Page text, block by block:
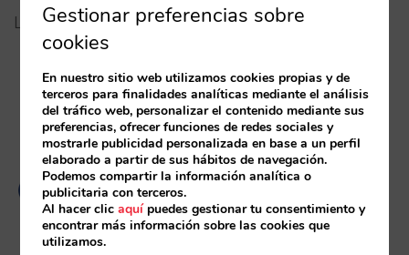
Las ventajas son:
Comodidad para ti: A un solo click incluyes un
extra para una oferta
Mucho más atractivo para el cliente
Gestionar preferencias sobre
cookies
En nuestro sitio web utilizamos cookies propias y de
terceros para finalidades analíticas mediante el análisis
del tráfico web, personalizar el contenido mediante sus
preferencias, ofrecer funciones de redes sociales y
mostrarle publicidad personalizada en base a un perfil
elaborado a partir de sus hábitos de navegación.
Podemos compartir la información analítica o
publicitaria con terceros.
Al hacer clicaquípuedes gestionar tu consentimiento y
encontrar más información sobre las cookies que
utilizamos.